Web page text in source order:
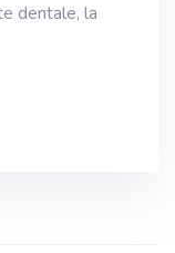
dentale, la